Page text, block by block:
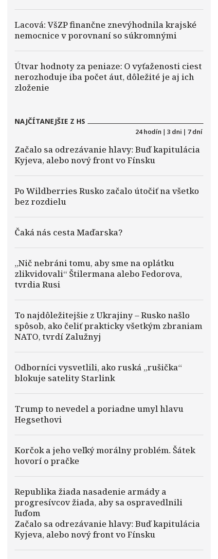
Lacová: VšZP finančne znevýhodnila krajské
nemocnice v porovnaní so súkromnými
Útvar hodnoty za peniaze: O vyťaženosti ciest
nerozhoduje iba počet áut, dôležité je aj ich
zloženie
NAJČÍTANEJŠIE Z HS
24 hodín | 3 dni | 7 dní
Začalo sa odrezávanie hlavy: Buď kapitulácia
Kyjeva, alebo nový front vo Fínsku
Po Wildberries Rusko začalo útočiť na všetko
bez rozdielu
Čaká nás cesta Maďarska?
„Nič nebráni tomu, aby sme na oplátku
zlikvidovali“ Štilermana alebo Fedorova,
tvrdia Rusi
To najdôležitejšie z Ukrajiny – Rusko našlo
spôsob, ako čeliť prakticky všetkým zbraniam
NATO, tvrdí Zalužnyj
Odborníci vysvetlili, ako ruská „rušička“
blokuje satelity Starlink
Trump to nevedel a poriadne umyl hlavu
Hegsethovi
Korčok a jeho veľký morálny problém. Šátek
hovorí o pračke
Republika žiada nasadenie armády a
progresívcov žiada, aby sa ospravedlnili
ľuďom
Začalo sa odrezávanie hlavy: Buď kapitulácia
Kyjeva, alebo nový front vo Fínsku